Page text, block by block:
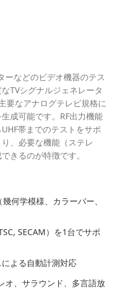
ーなどのビデオ機器のテス
TVシグナルジェネレータ
要なアナログテレビ規格に
成可能です。RF出力機能
帯までのテストをサポ
、必要な機能（ステレ
きるのが特徴です。
何学模様、カラーバー、
SECAM）を1台でサポ
よる自動計測対応
オ、サラウンド、多言語放